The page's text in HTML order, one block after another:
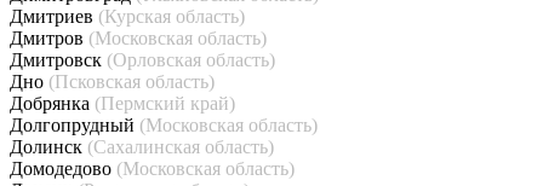
Дмитриев (Курская область)
Дмитров (Московская область)
Дмитровск (Орловская область)
Дно (Псковская область)
Добрянка (Пермский край)
Долгопрудный (Московская область)
Долинск (Сахалинская область)
Домодедово (Московская область)